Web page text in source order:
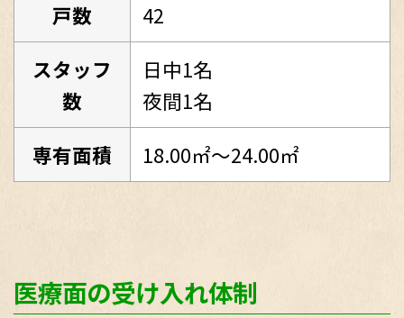
戸数
42
スタッフ
数
日中1名
夜間1名
専有面積
18.00㎡～24.00㎡
医療面の受け入れ体制